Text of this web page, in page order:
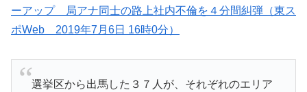
ーアップ 局アナ同士の路上社内不倫を４分間糾弾（東ス
ポWeb 2019年7月6日 16時0分）
選挙区から出馬した３７人が、それぞれのエリア